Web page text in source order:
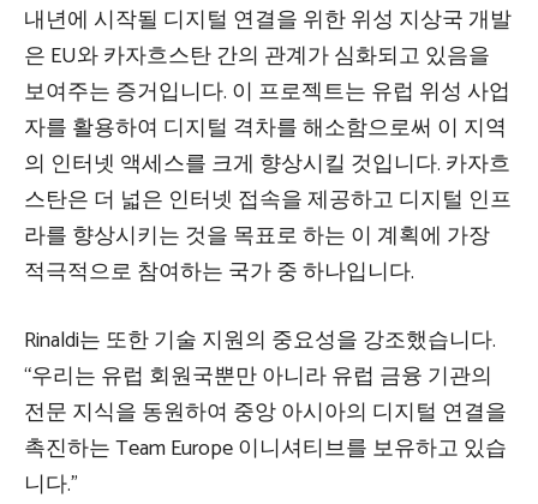
내년에 시작될 디지털 연결을 위한 위성 지상국 개발
은 EU와 카자흐스탄 간의 관계가 심화되고 있음을
보여주는 증거입니다. 이 프로젝트는 유럽 위성 사업
자를 활용하여 디지털 격차를 해소함으로써 이 지역
의 인터넷 액세스를 크게 향상시킬 것입니다. 카자흐
스탄은 더 넓은 인터넷 접속을 제공하고 디지털 인프
라를 향상시키는 것을 목표로 하는 이 계획에 가장
적극적으로 참여하는 국가 중 하나입니다.
Rinaldi는 또한 기술 지원의 중요성을 강조했습니다.
“우리는 유럽 회원국뿐만 아니라 유럽 금융 기관의
전문 지식을 동원하여 중앙 아시아의 디지털 연결을
촉진하는 Team Europe 이니셔티브를 보유하고 있습
니다.”